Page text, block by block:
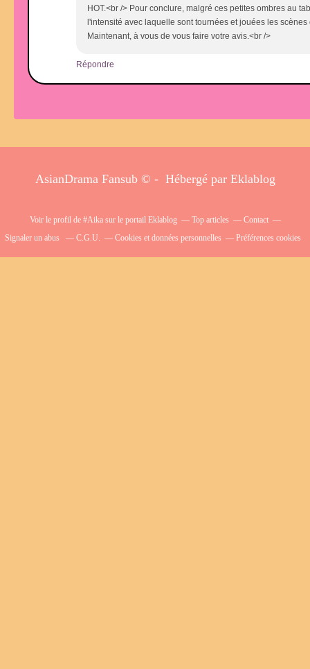
HOT.<br /> Pour conclure, malgré ces petites ombres au
l'intensité avec laquelle sont tournées et jouées les
Maintenant, à vous de vous faire votre avis.<br />
Répondre
AsianDrama Fansub © - Hébergé par Eklablog
Voir le profil de #Aikasur le portail Eklablog Top articles
Contact
Signaler un abus
C.G.U. Cookies et données personnelles Préférences cookies